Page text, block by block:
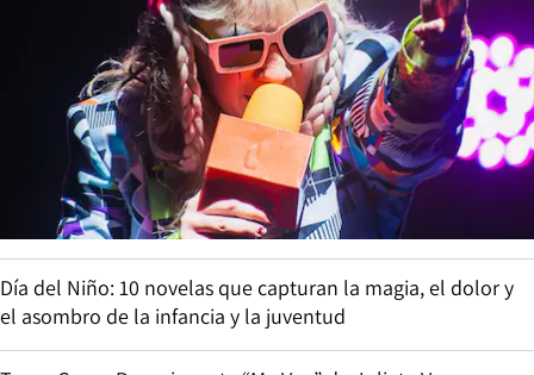
Día del Niño: 10 novelas que capturan la magia, el dolor y
el asombro de la infancia y la juventud